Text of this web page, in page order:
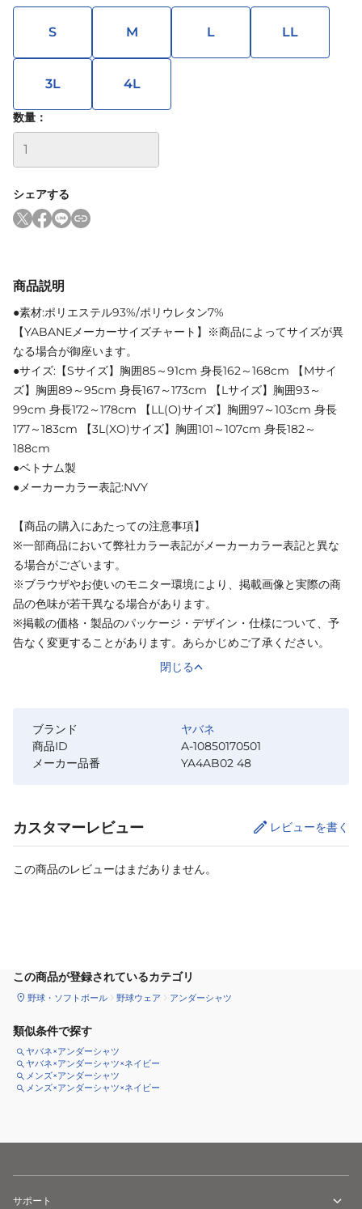
S M L LL
3L 4L
数量：
シェアする
商品説明
●素材:ポリエステル93%/ポリウレタン7%
【YABANEメーカーサイズチャート】※商品によってサイズが異
なる場合が御座います。
●サイズ:【Sサイズ】胸囲85～91cm 身長162～168cm 【Mサイ
ズ】胸囲89～95cm 身長167～173cm 【Lサイズ】胸囲93～
99cm 身長172～178cm 【LL(O)サイズ】胸囲97～103cm 身長
177～183cm 【3L(XO)サイズ】胸囲101～107cm 身長182～
188cm
●ベトナム製
●メーカーカラー表記:NVY
【商品の購入にあたっての注意事項】
※一部商品において弊社カラー表記がメーカーカラー表記と異な
る場合がございます。
※ブラウザやお使いのモニター環境により、掲載画像と実際の商
品の色味が若干異なる場合があります。
※掲載の価格・製品のパッケージ・デザイン・仕様について、予
告なく変更することがあります。あらかじめご了承ください。
閉じる
ブランド
ヤバネ
商品ID
A-10850170501
メーカー品番
YA4AB02 48
カスタマーレビュー レビューを書く
この商品のレビューはまだありません。
この商品が登録されているカテゴリ
野球・ソフトボール 野球ウェア アンダーシャツ
類似条件で探す
ヤバネ×アンダーシャツ
ヤバネ×アンダーシャツ×ネイビー
メンズ×アンダーシャツ
メンズ×アンダーシャツ×ネイビー
サポート